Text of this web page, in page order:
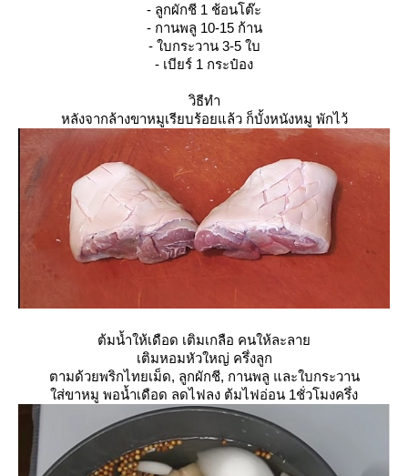
- ลูกผักชี 1 ช้อนโต๊ะ
- กานพลู 10-15 ก้าน
- ใบกระวาน 3-5 ใบ
- เบียร์ 1 กระป๋อง
วิธีทำ
หลังจากล้างขาหมูเรียบร้อยแล้ว ก็บั้งหนังหมู พักไว้
ต้มน้ำให้เดือด เติมเกลือ คนให้ละลา
เติมหอมหัวใหญ่ ครึ่งลูก
ตามด้วยพริกไทยเม็ด, ลูกผักชี, กานพลู และใบกระวาน
ส่ขาหมู พอน้ำเดือด ลดไฟลง ต้มไฟอ่อน 1ชั่วโมงครึ่ง